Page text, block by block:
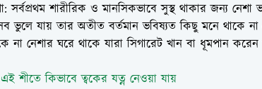
সর্বপ্রথম শারীরিক ও মানসিকভাবে সুস্থ থাকার জন্য
ভুলে যায় তার অতীত বর্তমান ভবিষ্যত কিছু মনে থাকে
না নেশার ঘরে থাকে যারা সিগারেট খান বা ধূমপান করেন
এই শীতে কিভাবে ত্বকের যত্ন নেওয়া যায়